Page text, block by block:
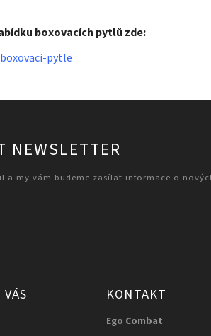
boxovacích pytlů zde:
pytle
NEWSLETTER
a my vám budeme zasílat informace o
KONTAKT
Ego Combat